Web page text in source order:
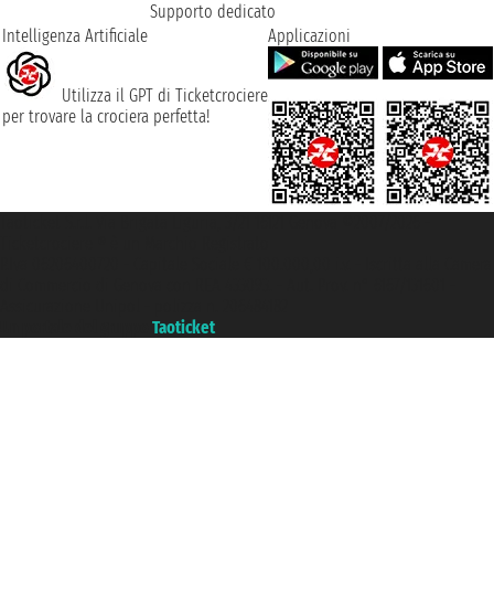
Supporto dedicato
Intelligenza Artificiale
Utilizza il GPT di Ticketcrociere
per trovare la crociera perfetta!
Applicazioni
Taoticket